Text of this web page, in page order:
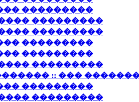
���������
���������
���������
���������
���������
���������
:: ���
���������
���������